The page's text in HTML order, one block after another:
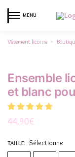
MENU
Vêtement licorne »
Ensemble
et blanc
44.90€
TAILLE: Sélectionne